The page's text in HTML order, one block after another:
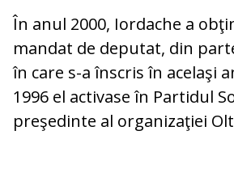
În anul 2000, Iordache a
mandat de deputat, din
în care s-a înscris în acelaşi
1996 el activase în Partidul
preşedinte al organizaţiei